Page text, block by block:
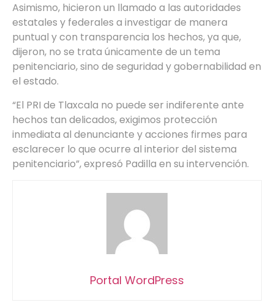
Asimismo, hicieron un llamado a las autoridades
estatales y federales a investigar de manera
puntual y con transparencia los hechos, ya que,
dijeron, no se trata únicamente de un tema
penitenciario, sino de seguridad y gobernabilidad en
el estado.
“El PRI de Tlaxcala no puede ser indiferente ante
hechos tan delicados, exigimos protección
inmediata al denunciante y acciones firmes para
esclarecer lo que ocurre al interior del sistema
penitenciario”, expresó Padilla en su intervención.
Portal WordPress